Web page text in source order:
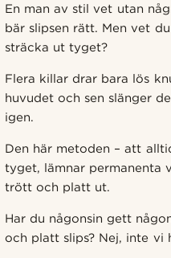
En man av stil vet utan
bär slipsen rätt. Men vet
sträcka ut tyget?
Flera killar drar bara lös
huvudet och sen slänger
igen.
Den här metoden – att
tyget, lämnar permanenta
trött och platt ut.
Har du någonsin gett
och platt slips? Nej, inte vi